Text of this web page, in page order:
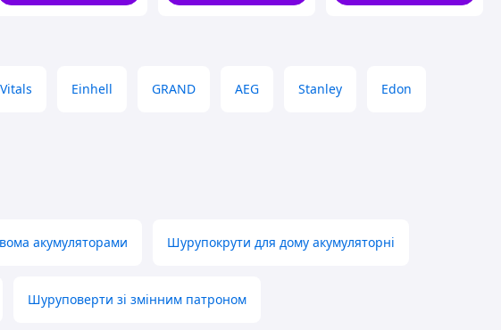
Vitals Einhell GRAND AEG Stanley Edon
акумуляторами Шурупокрути для дому акумуляторні
Шуруповерти зі змінним патроном